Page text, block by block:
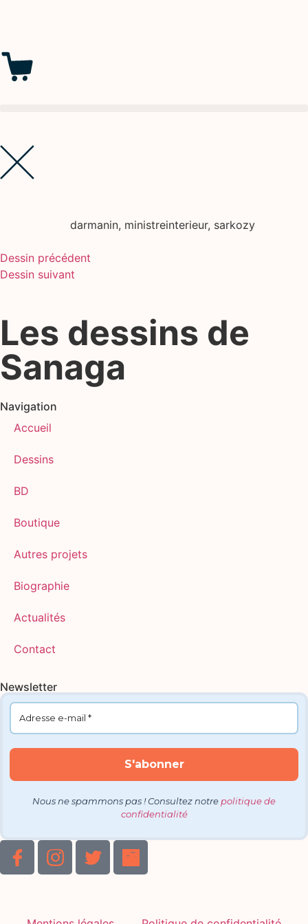
darmanin, ministreinterieur, sarkozy
Dessin précédent
Dessin suivant
Les dessins de
Sanaga
Navigation
Accueil
Dessins
BD
Boutique
Autres projets
Biographie
Actualités
Contact
Newsletter
Nous ne spammons pas ! Consultez notre politique de
confidentialité